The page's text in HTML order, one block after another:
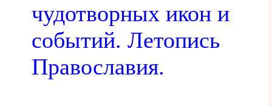
чудотворных икон и
событий. Летопись
Православия.